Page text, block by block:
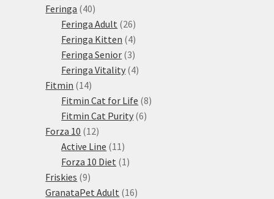
produkty
Feringa 4040
produktů
Feringa Adult 2626
produktů
Feringa Kitten 44
produkty
Feringa Senior 33
produkty
Feringa Vitality 44
Fitmin 1414
produktů
Fitmin Cat for Life 88
Fitmin Cat Purity 66
Forza 10 1212
produktů
Active Line 11 11
produktů
Forza 10 Diet 1 1
Friskies 99
produktů
GranataPet Adult 1616